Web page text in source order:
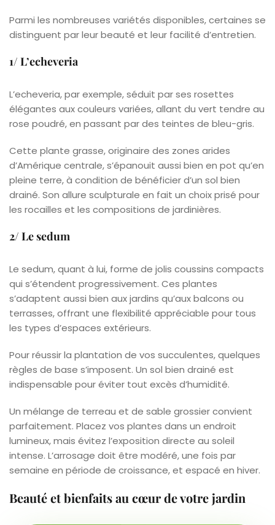
Parmi les nombreuses variétés disponibles, certaines se
distinguent par leur beauté et leur facilité d’entretien.
1/ L’echeveria
L’echeveria, par exemple, séduit par ses rosettes
élégantes aux couleurs variées, allant du vert tendre au
rose poudré, en passant par des teintes de bleu-gris.
Cette plante grasse, originaire des zones arides
d’Amérique centrale, s’épanouit aussi bien en pot qu’en
pleine terre, à condition de bénéficier d’un sol bien
drainé. Son allure sculpturale en fait un choix prisé pour
les rocailles et les compositions de jardinières.
2/ Le sedum
Le sedum, quant à lui, forme de jolis coussins compacts
qui s’étendent progressivement. Ces plantes
s’adaptent aussi bien aux jardins qu’aux balcons ou
terrasses, offrant une flexibilité appréciable pour tous
les types d’espaces extérieurs.
Pour réussir la plantation de vos succulentes, quelques
règles de base s’imposent. Un sol bien drainé est
indispensable pour éviter tout excès d’humidité.
Un mélange de terreau et de sable grossier convient
parfaitement. Placez vos plantes dans un endroit
lumineux, mais évitez l’exposition directe au soleil
intense. L’arrosage doit être modéré, une fois par
semaine en période de croissance, et espacé en hiver.
Beauté et bienfaits au cœur de votre jardin